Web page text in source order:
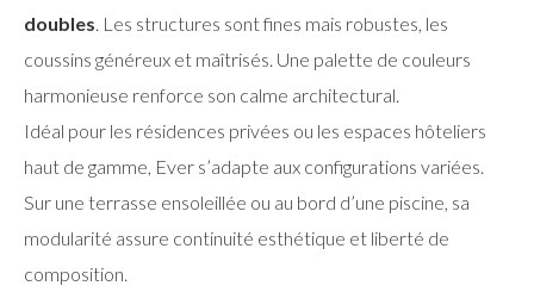
doubles . Les structures sont fines mais robustes, les
coussins généreux et maîtrisés. Une palette de couleurs
harmonieuse renforce son calme architectural.
Idéal pour les résidences privées ou les espaces hôteliers
haut de gamme, Ever s’adapte aux configurations variées.
Sur une terrasse ensoleillée ou au bord d’une piscine, sa
modularité assure continuité esthétique et liberté de
composition.